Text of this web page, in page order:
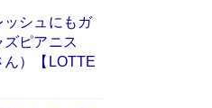
伸が明かし
藤 インティマ
たNHK『大奥』
ッシュにもガ
ズピアニス
）【LOTTE